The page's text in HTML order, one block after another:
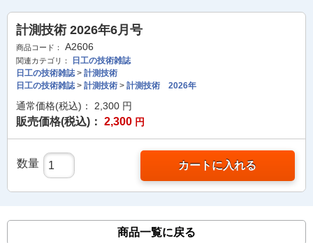
計測技術 2026年6月号
商品コード： A2606
関連カテゴリ：
日工の技術雑誌
日工の技術雑誌> 計測技術
日工の技術雑誌> 計測技術 > 計測技術 2026年
通常価格(税込)： 2,300 円
販売価格(税込)： 2,300 円
数量 カートに入れる
商品一覧に戻る